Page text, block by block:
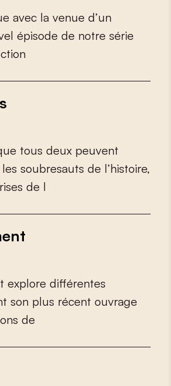
e avec la venue d’un
el épisode de notre série
ction
ue tous deux peuvent
les soubresauts de l’histoire,
rises de l
t explore diférentes
t son plus récent ouvrage
ons de